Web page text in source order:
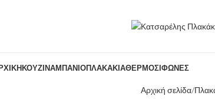
ΚΟΥΖΊΝΑΜΠΆΝΙΟΠΛΑΚΆΚΙΑΘΕΡΜΟΣΊΦΩΝΕΣ
Αρχική σελίδα